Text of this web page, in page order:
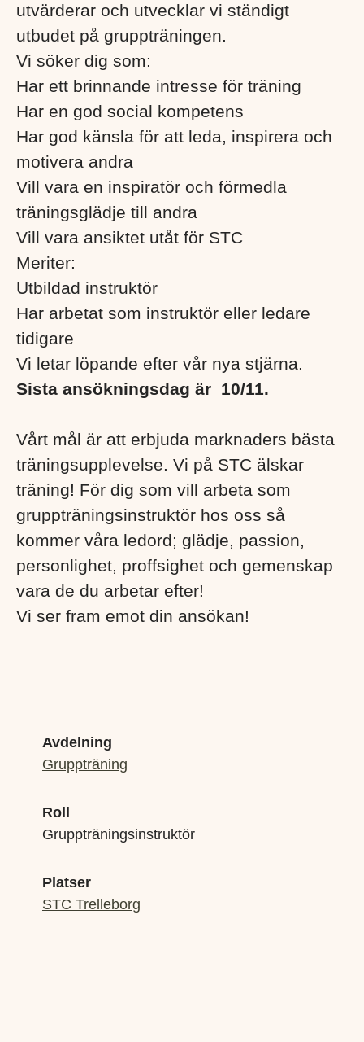
utvärderar och utvecklar vi ständigt
utbudet på gruppträningen.
Vi söker dig som:
Har ett brinnande intresse för träning
Har en god social kompetens
Har god känsla för att leda, inspirera och
motivera andra
Vill vara en inspiratör och förmedla
träningsglädje till andra
Vill vara ansiktet utåt för STC
Meriter:
Utbildad instruktör
Har arbetat som instruktör eller ledare
tidigare
Vi letar löpande efter vår nya stjärna.
Sista ansökningsdag är 10/11.
Vårt mål är att erbjuda marknaders bästa
träningsupplevelse. Vi på STC älskar
träning! För dig som vill arbeta som
gruppträningsinstruktör hos oss så
kommer våra ledord; glädje, passion,
personlighet, proffsighet och gemenskap
vara de du arbetar efter!
Vi ser fram emot din ansökan!
Avdelning
Gruppträning
Roll
Gruppträningsinstruktör
Platser
STC Trelleborg